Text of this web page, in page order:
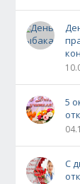
5
С